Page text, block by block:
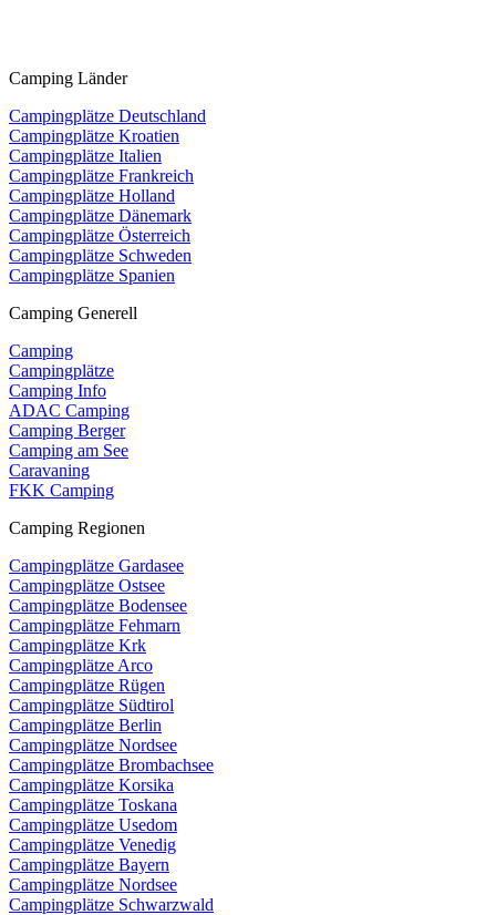
Camping Länder
Campingplätze Deutschland
Campingplätze Kroatien
Campingplätze Italien
Campingplätze Frankreich
Campingplätze Holland
Campingplätze Dänemark
Campingplätze Österreich
Campingplätze Schweden
Campingplätze Spanien
Camping Generell
Camping
Campingplätze
Camping Info
ADAC Camping
Camping Berger
Camping am See
Caravaning
FKK Camping
Camping Regionen
Campingplätze Gardasee
Campingplätze Ostsee
Campingplätze Bodensee
Campingplätze Fehmarn
Campingplätze Krk
Campingplätze Arco
Campingplätze Rügen
Campingplätze Südtirol
Campingplätze Berlin
Campingplätze Nordsee
Campingplätze Brombachsee
Campingplätze Korsika
Campingplätze Toskana
Campingplätze Usedom
Campingplätze Venedig
Campingplätze Bayern
Campingplätze Nordsee
Campingplätze Schwarzwald